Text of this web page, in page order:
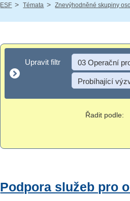
ESF / Témata / Znevýhodněné skupiny
Upravit filtr
Upravit filtr 03 Operační
Probíhající
Řadit podle:
Podpora služeb pro